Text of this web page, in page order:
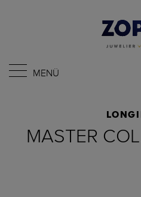
MENÜ
MASTER